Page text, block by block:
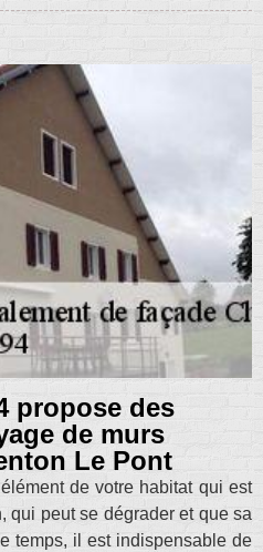
propose des
de murs
Le Pont
de votre habitat qui est
qui peut se dégrader et que sa
temps, il est indispensable de